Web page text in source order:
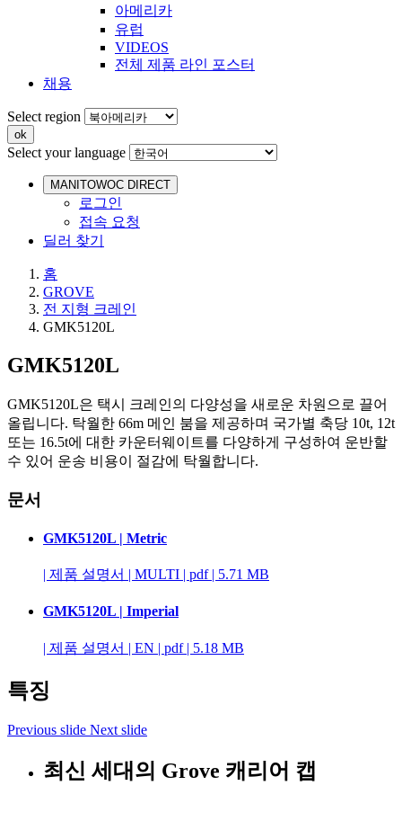
아메리카
유럽
VIDEOS
전체 제품 라인 포스터
채용
Select region
Select your language
MANITOWOC DIRECT
로그인
접속 요청
딜러 찾기
홈
GROVE
전 지형 크레인
GMK5120L
GMK5120L
GMK5120L은 택시 크레인의 다양성을 새로운 차원으로 끌어
올립니다. 탁월한 66m 메인 붐을 제공하며 국가별 축당 10t, 12t
또는 16.5t에 대한 카운터웨이트를 다양하게 구성하여 운반할
수 있어 운송 비용이 절감에 탁월합니다.
문서
GMK5120L | Metric
| 제품 설명서 | MULTI | pdf | 5.71 MB
GMK5120L | Imperial
| 제품 설명서 | EN | pdf | 5.18 MB
특징
Previous slide Next slide
최신 세대의 Grove 캐리어 캡